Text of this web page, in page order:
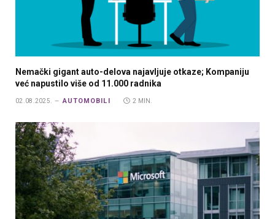
Nemački gigant auto-delova najavljuje otkaze; Kompaniju
već napustilo više od 11.000 radnika
02.08.2025. AUTOMOBILI 2 MIN.